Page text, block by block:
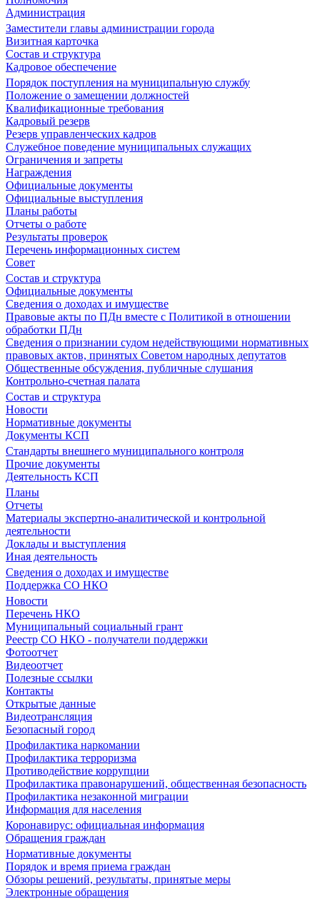
Администрация
Заместители главы администрации города
Визитная карточка
Состав и структура
Кадровое обеспечение
Порядок поступления на муниципальную службу
Положение о замещении должностей
Квалификационные требования
Кадровый резерв
Резерв управленческих кадров
Служебное поведение муниципальных служащих
Ограничения и запреты
Награждения
Официальные документы
Официальные выступления
Планы работы
Отчеты о работе
Результаты проверок
Перечень информационных систем
Совет
Состав и структура
Официальные документы
Сведения о доходах и имуществе
Правовые акты по ПДн вместе с Политикой в отношении
обработки ПДн
Сведения о признании судом недействующими нормативных
правовых актов, принятых Советом народных депутатов
Общественные обсуждения, публичные слушания
Контрольно-счетная палата
Состав и структура
Новости
Нормативные документы
Документы КСП
Стандарты внешнего муниципального контроля
Прочие документы
Деятельность КСП
Планы
Отчеты
Материалы экспертно-аналитической и контрольной
деятельности
Доклады и выступления
Иная деятельность
Сведения о доходах и имуществе
Поддержка СО НКО
Новости
Перечень НКО
Муниципальный социальный грант
Реестр СО НКО - получатели поддержки
Фотоотчет
Видеоотчет
Полезные ссылки
Контакты
Открытые данные
Видеотрансляция
Безопасный город
Профилактика наркомании
Профилактика терроризма
Противодействие коррупции
Профилактика правонарушений, общественная безопасность
Профилактика незаконной миграции
Информация для населения
Коронавирус: официальная информация
Обращения граждан
Нормативные документы
Порядок и время приема граждан
Обзоры решений, результаты, принятые меры
Электронные обращения